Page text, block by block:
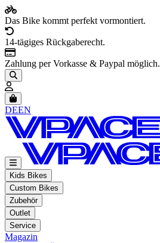
Das Bike kommt perfekt vormontiert.
14-tägiges Rückgaberecht.
Zahlung per Vorkasse & Paypal möglich.
Artikel im Warenkorb, Warenkorb anzeigen
DEEN
Kids Bikes
Custom Bikes
Zubehör
Outlet
Service
Magazin